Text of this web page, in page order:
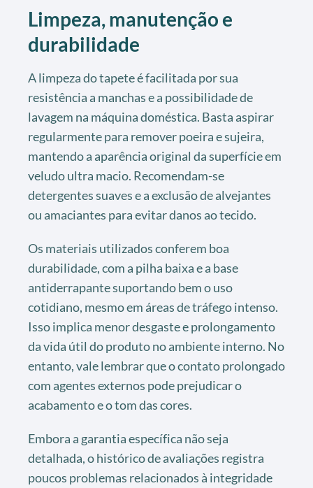
Limpeza, manutenção e
durabilidade
A limpeza do tapete é facilitada por sua
resistência a manchas e a possibilidade de
lavagem na máquina doméstica. Basta aspirar
regularmente para remover poeira e sujeira,
mantendo a aparência original da superfície em
veludo ultra macio. Recomendam-se
detergentes suaves e a exclusão de alvejantes
ou amaciantes para evitar danos ao tecido.
Os materiais utilizados conferem boa
durabilidade, com a pilha baixa e a base
antiderrapante suportando bem o uso
cotidiano, mesmo em áreas de tráfego intenso.
Isso implica menor desgaste e prolongamento
da vida útil do produto no ambiente interno. No
entanto, vale lembrar que o contato prolongado
com agentes externos pode prejudicar o
acabamento e o tom das cores.
Embora a garantia específica não seja
detalhada, o histórico de avaliações registra
poucos problemas relacionados à integridade